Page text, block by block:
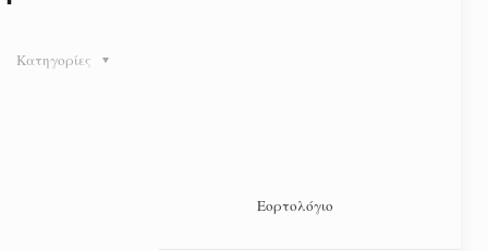
Κατηγορίες
Εορτολόγιο